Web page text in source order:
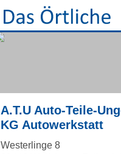
A.T.U Auto-Teile-
KG Autowerkstatt
Westerlinge 8